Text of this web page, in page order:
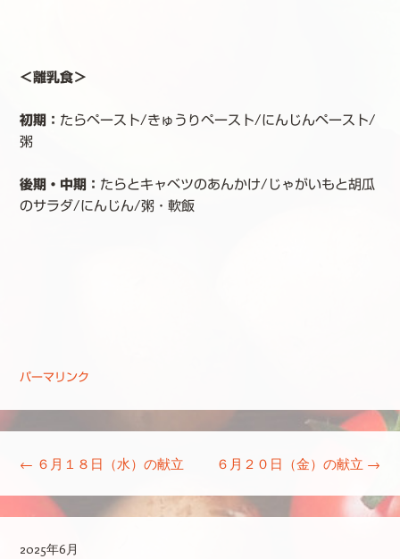
＜離乳食＞
初期： たらペースト/きゅうりペースト/にんじんペースト/
粥
後期・中期： たらとキャベツのあんかけ/じゃがいもと胡瓜
のサラダ/にんじん/粥・軟飯
パーマリンク
← ６月１８日（水）の献立 ６月２０日（金）の献立 →
2025年6月